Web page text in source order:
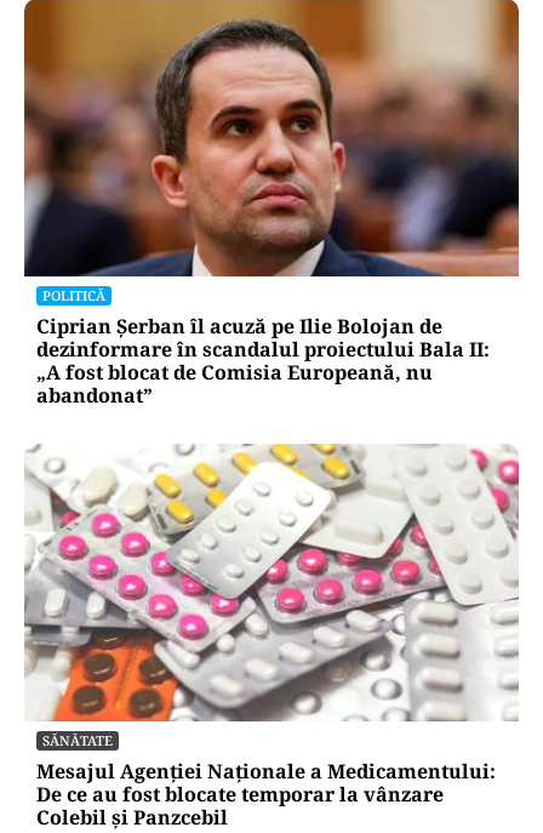
POLITICĂ
Ciprian Șerban îl acuză pe Ilie Bolojan de
dezinformare în scandalul proiectului Bala II:
„A fost blocat de Comisia Europeană, nu
abandonat”
SĂNĂTATE
Mesajul Agenției Naționale a Medicamentului:
De ce au fost blocate temporar la vânzare
Colebil și Panzcebil